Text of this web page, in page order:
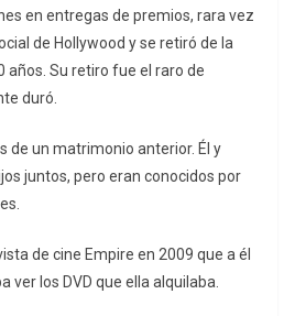
en entregas de premios, rara vez
de Hollywood y se retiró de la
años. Su retiro fue el raro de
duró.
de un matrimonio anterior. Él y
juntos, pero eran conocidos por
de cine Empire en 2009 que a él
ver los DVD que ella alquilaba.